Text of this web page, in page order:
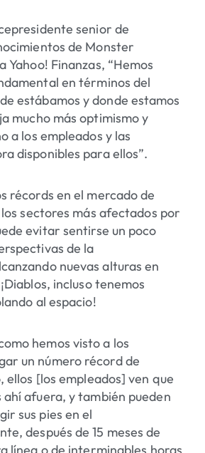
senior de
de Monster
Yahoo! Finanzas, “Hemos
en términos del
estábamos y donde estamos
mucho más optimismo y
a los empleados y las
disponibles para ellos”.
récords en el mercado de
sectores más afectados por
evitar sentirse un poco
de la
nuevas alturas en
incluso tenemos
al espacio!
hemos visto a los
un número récord de
ellos [los empleados] ven que
afuera, y también pueden
sus pies en el
después de 15 meses de